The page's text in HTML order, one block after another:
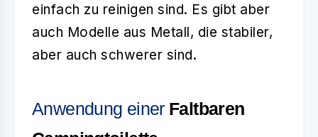
einfach zu reinigen sind. Es gibt aber
auch Modelle aus Metall, die stabiler,
aber auch schwerer sind.
Anwendung einer Faltbaren